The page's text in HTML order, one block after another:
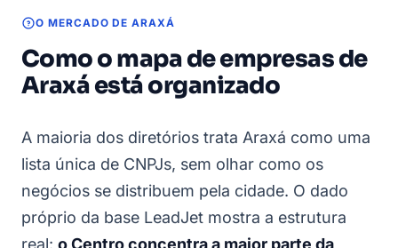
O MERCADO DE ARAXÁ
Como o mapa de empresas de
Araxá está organizado
A maioria dos diretórios trata Araxá como uma
lista única de CNPJs, sem olhar como os
negócios se distribuem pela cidade. O dado
próprio da base LeadJet mostra a estrutura
real: o Centro concentra a maior parte da